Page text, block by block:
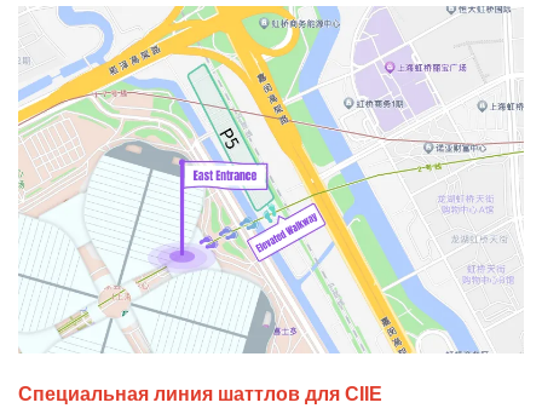
Специальная линия шаттлов для CIIE